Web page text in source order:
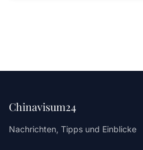
Chinavisum24
Nachrichten, Tipps und Einblicke